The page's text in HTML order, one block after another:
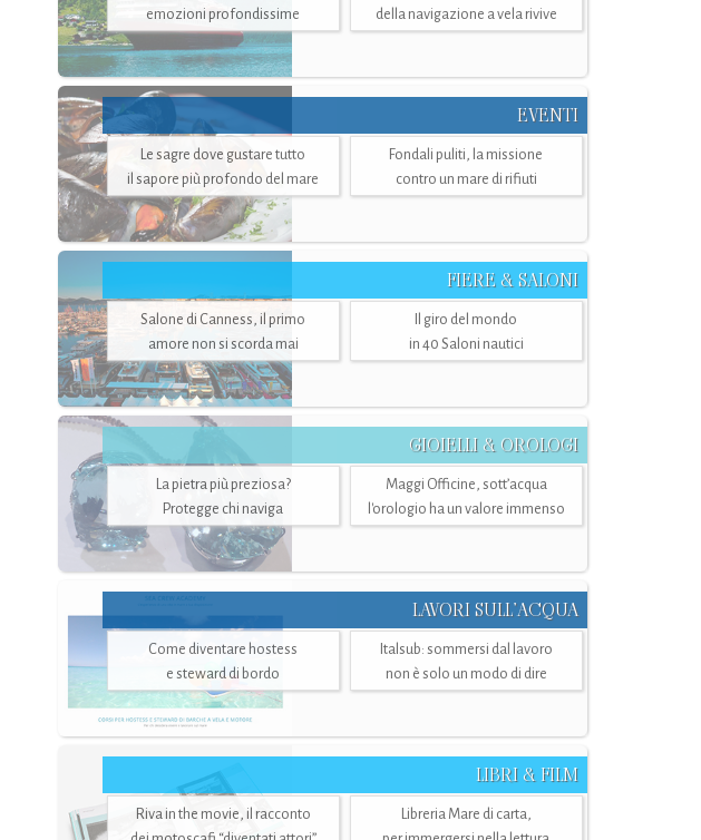
emozioni profondissime
della navigazione a vela rivive
EVENTI
Le sagre dove gustare tutto
il sapore più profondo del mare
Fondali puliti, la missione
contro un mare di rifiuti
FIERE & SALONI
Salone di Canness, il primo
amore non si scorda mai
Il giro del mondo
in 40 Saloni nautici
GIOIELLI & OROLOGI
La pietra più preziosa?
Protegge chi naviga
Maggi Officine, sott’acqua
l'orologio ha un valore immenso
LAVORI SULL’ACQUA
Come diventare hostess
e steward di bordo
Italsub: sommersi dal lavoro
non è solo un modo di dire
LIBRI & FILM
Riva in the movie, il racconto
Libreria Mare di carta,